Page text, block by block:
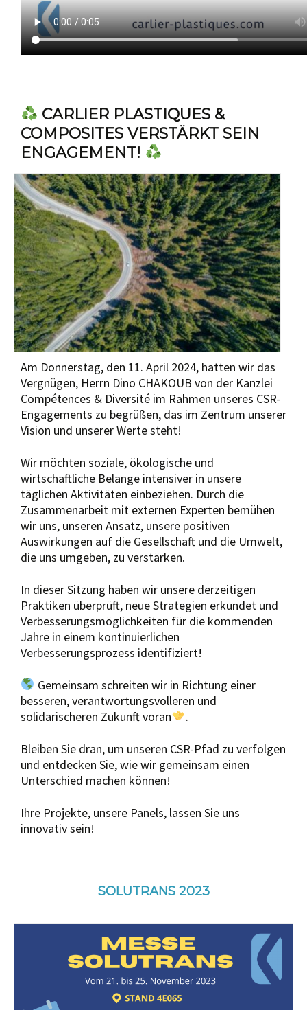
CARLIER PLASTIQUES &
COMPOSITES VERSTÄRKT SEIN
ENGAGEMENT!
Am Donnerstag, den 11. April 2024, hatten wir das
Vergnügen, Herrn Dino CHAKOUB von der Kanzlei
Compétences & Diversité im Rahmen unseres CSR-
Engagements zu begrüßen, das im Zentrum unserer
Vision und unserer Werte steht!
Wir möchten soziale, ökologische und
wirtschaftliche Belange intensiver in unsere
täglichen Aktivitäten einbeziehen. Durch die
Zusammenarbeit mit externen Experten bemühen
wir uns, unseren Ansatz, unsere positiven
Auswirkungen auf die Gesellschaft und die Umwelt,
die uns umgeben, zu verstärken.
In dieser Sitzung haben wir unsere derzeitigen
Praktiken überprüft, neue Strategien erkundet und
Verbesserungsmöglichkeiten für die kommenden
Jahre in einem kontinuierlichen
Verbesserungsprozess identifiziert!
Gemeinsam schreiten wir in Richtung einer
besseren, verantwortungsvolleren und
solidarischeren Zukunft voran
.
Bleiben Sie dran, um unseren CSR-Pfad zu verfolgen
und entdecken Sie, wie wir gemeinsam einen
Unterschied machen können!
Ihre Projekte, unsere Panels, lassen Sie uns
innovativ sein!
SOLUTRANS 2023